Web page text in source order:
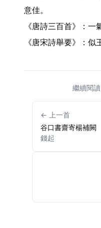
意佳。
《唐詩三百首》：一
《唐宋詩舉要》：似
繼續閱讀
← 上一首
谷口書齋寄楊補闕
錢起